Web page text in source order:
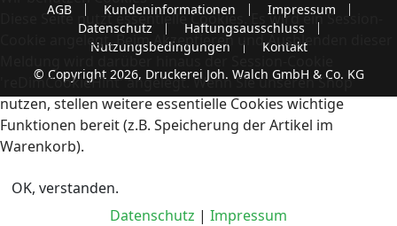
AGB Kundeninformationen
Impressum
Datenschutz
Haftungsausschluss
Nutzungsbedingungen
Kontakt
© Copyright 2026, Druckerei Joh. Walch GmbH & Co. KG
Diese Seite nutzt essentielle Cookies. Es wird ein Session-
Cookie angelegt. Beim Akzeptieren und Ausblenden dieser
Meldung wird darüber hinaus der Session-Cookie
'reDimCookieHint' angelegt. Wenn Sie unseren Shop
nutzen, stellen weitere essentielle Cookies wichtige
Funktionen bereit (z.B. Speicherung der Artikel im
Warenkorb).
OK, verstanden.
Datenschutz | Impressum